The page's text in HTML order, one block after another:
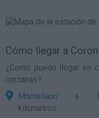
Cómo llegar a
¿Como puedo llegar en
cercanas?
Montellano a
kilómetros